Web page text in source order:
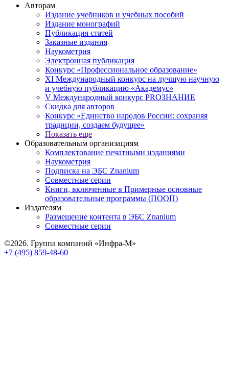
Авторам
Издание учебников и учебных пособий
Издание монографий
Публикация статей
Заказные издания
Наукометрия
Электронная публикация
Конкурс «Профессиональное образование»
XI Международный конкурс на лучшую научную
и учебную публикацию «Академус»
V Международный конкурс PROЗНАНИЕ
Скидка для авторов
Конкурс «Единство народов России: сохраняя
традиции, создаем будущее»
Показать еще
Образовательным организациям
Комплектование печатными изданиями
Наукометрия
Подписка на ЭБС Znanium
Совместные серии
Книги, включенные в Примерные основные
образовательные программы (ПООП)
Издателям
Размещение контента в ЭБС Znanium
Совместные серии
©2026. Группа компаний «Инфра-М»
+7 (495) 859-48-60